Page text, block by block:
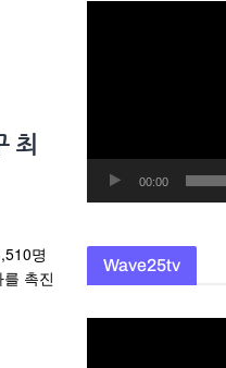
최
명
촉진
00:00
Wave25tv